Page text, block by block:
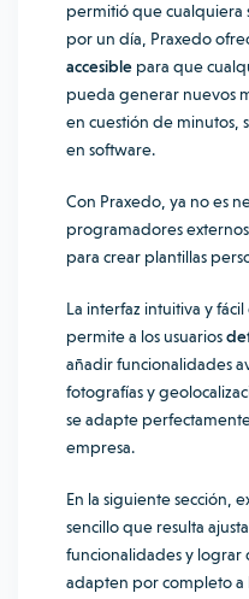
permitió que cualquiera
por un día, Praxedo
accesible para que
pueda generar nuevos
en cuestión de minutos,
en software.
Con Praxedo, ya no es
programadores
para crear plantillas
La interfaz intuitiva y
permite a los usuarios
añadir funcionalidades
fotografías y
se adapte
empresa.
En la siguiente sección,
sencillo que resulta
funcionalidades y lograr
adapten por completo a